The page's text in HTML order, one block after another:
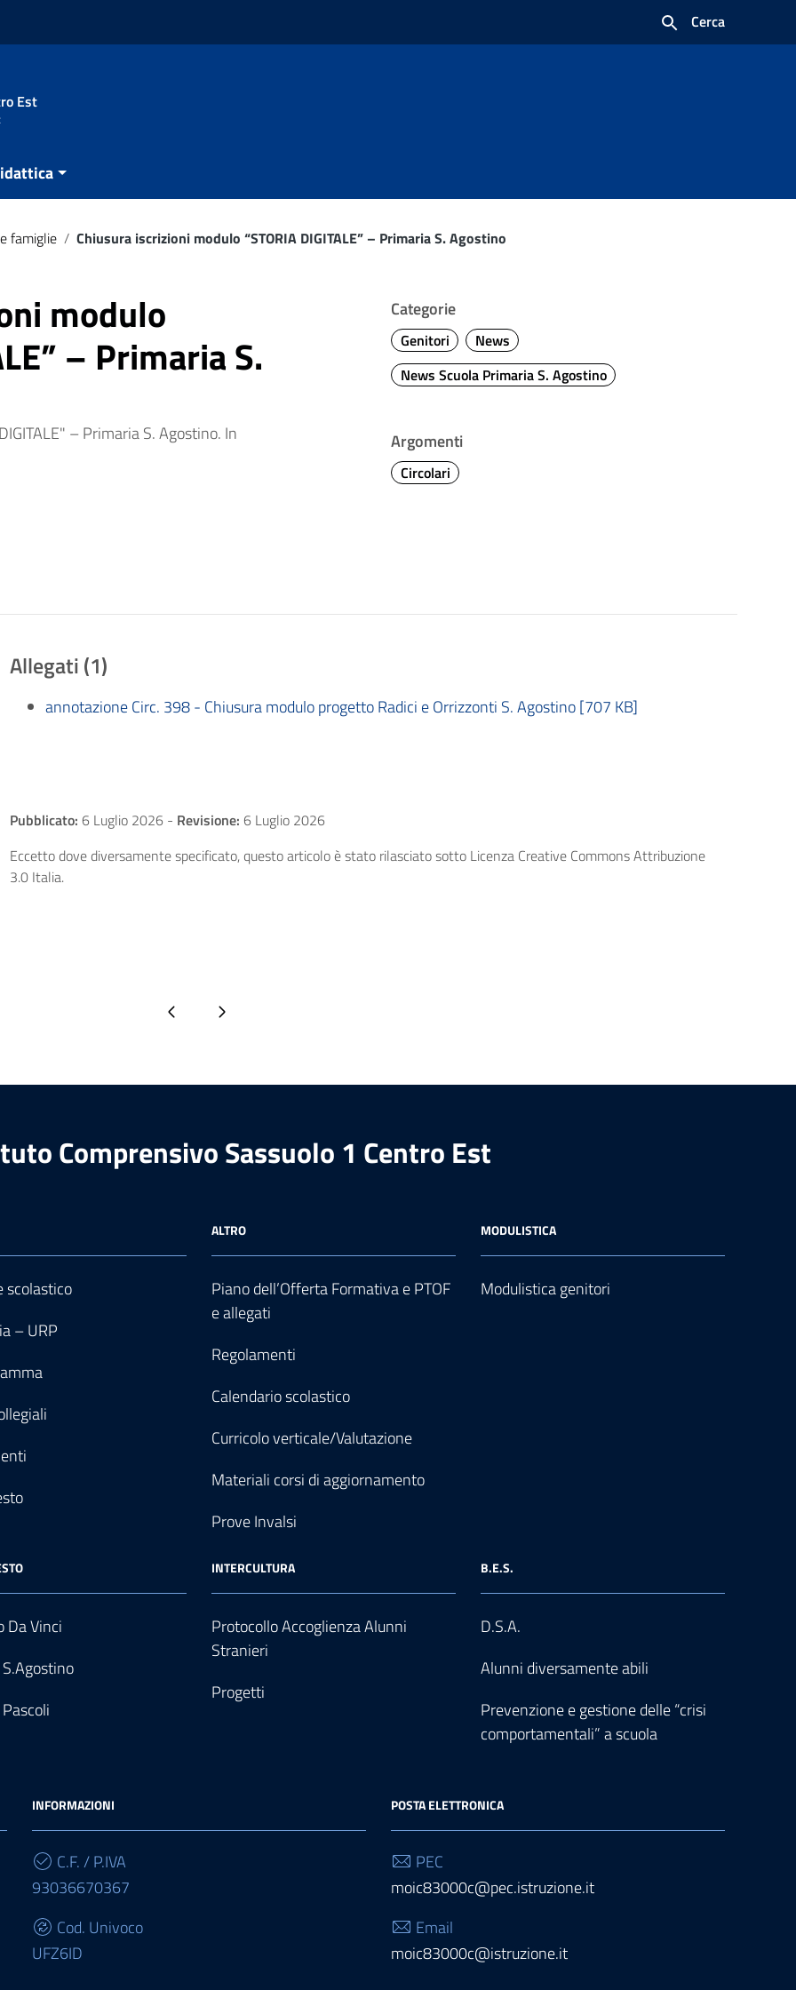
Cerca
Est
famiglie / Chiusura iscrizioni modulo “STORIA DIGITALE” – Primaria S. Agostino
modulo
– Primaria S.
– Primaria S. Agostino. In
Categorie
Genitori
News
News Scuola Primaria S. Agostino
Argomenti
Circolari
Allegati (1)
annotazione Circ. 398 - Chiusura modulo progetto Radici e Orrizzonti S. Agostino [707 KB]
Pubblicato: 6 Luglio 2026 - Revisione: 6 Luglio 2026
Eccetto dove diversamente specificato, questo articolo è stato rilasciato sotto Licenza Creative Commons Attribuzione
3.0 Italia.
Pagina precedentePagina successiva
Comprensivo Sassuolo 1 Centro Est
scolastico
– URP
ALTRO
Piano dell’Offerta Formativa e PTOF
e allegati
Regolamenti
Calendario scolastico
Curricolo verticale/Valutazione
Materiali corsi di aggiornamento
Prove Invalsi
MODULISTICA
Modulistica genitori
Da Vinci
INTERCULTURA
Protocollo Accoglienza Alunni
Stranieri
Progetti
B.E.S.
D.S.A.
Alunni diversamente abili
Prevenzione e gestione delle “crisi
comportamentali” a scuola
INFORMAZIONI
C.F. / P.IVA
93036670367
Cod. Univoco
UFZ6ID
POSTA ELETTRONICA
PEC
moic83000c@pec.istruzione.it
Email
moic83000c@istruzione.it